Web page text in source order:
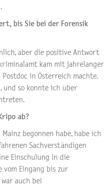
bis Sie bei der Forensik
aber die positive Antwort
kam mit jahrelanger
in Österreich machte.
und so konnte ich über
ab?
begonnen habe, habe ich
Sachverständigen
Einschulung in die
vom Eingang bis zur
auch bei